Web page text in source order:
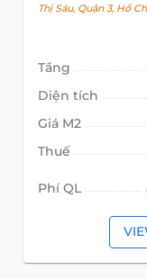
Thị Sáu, Quận 3, Hồ
Tầng
Diện tích
Giá M2
Thuế
Phí QL